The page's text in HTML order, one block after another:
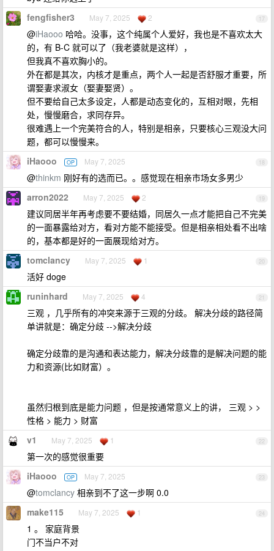
17
fengfisher3 May 7, 2025 2
@iHaooo 哈哈。没事，这个纯属个人爱好，我也是不喜欢太大
的，有 B-C 就可以了（我老婆就是这样），
但我真不喜欢胸小的。
外在都是其次，内核才是重点，两个人一起是否舒服才重要，所
谓娶妻求淑女（娶妻娶贤）。
但不要给自己太多设定，人都是动态变化的，互相对眼，先相
处，慢慢磨合，求同存异。
很难遇上一个完美符合的人，特别是相亲，只要核心三观没大问
题，都可以慢慢来。
18
iHaooo OP May 7, 2025
@thinkm 刚好有的选而已。。感觉现在相亲市场女多男少
19
arron2022 May 7, 2025 2
建议同居半年再考虑要不要结婚，同居久一点才能把自己不完美
的一面暴露给对方，看对方能不能接受。但是相亲相处看不出啥
的，基本都是好的一面展现给对方。
20
tomclancy May 7, 2025 1
活好 doge
21
runinhard May 7, 2025 4
三观 ，几乎所有的冲突来源于三观的分歧。 解决分歧的路径简
单讲就是：确定分歧 -->解决分歧
确定分歧靠的是沟通和表达能力，解决分歧靠的是解决问题的能
力和资源(比如财富）。
虽然归根到底是能力问题 ，但是按通常意义上的讲， 三观 > >
性格 > 能力 > 财富
22
v1 May 7, 2025 1
第一次的感觉很重要
23
iHaooo OP May 7, 2025
@tomclancy 相亲到不了这一步啊 0.0
24
make115 May 7, 2025 1
1 。 家庭背景
门不当户不对